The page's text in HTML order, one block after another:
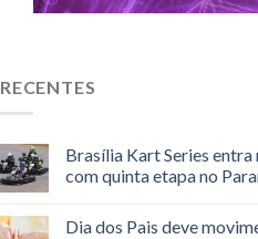
RECENTES
Brasília Kart Series
com quinta etapa no
Dia dos Pais deve